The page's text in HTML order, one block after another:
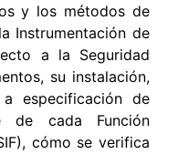
y los métodos de
Instrumentación de
a la Seguridad
su instalación,
especificación de
de cada Función
cómo se verifica